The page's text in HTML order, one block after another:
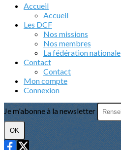
Accueil
Accueil
Les DCF
Nos missions
Nos membres
La fédération nationale
Contact
Contact
Mon compte
Connexion
Je m'abonne à la newsletter
OK